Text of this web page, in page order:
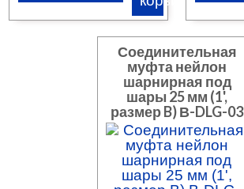
Соединительная
муфта нейлон
шарнирная под
шары 25 мм (1',
размер B) В-DLG-03